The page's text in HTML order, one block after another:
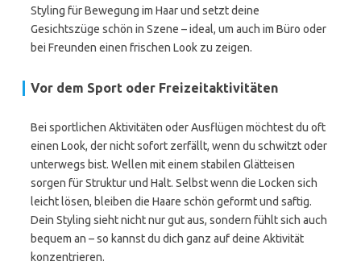
Styling für Bewegung im Haar und setzt deine
Gesichtszüge schön in Szene – ideal, um auch im Büro oder
bei Freunden einen frischen Look zu zeigen.
Vor dem Sport oder Freizeitaktivitäten
Bei sportlichen Aktivitäten oder Ausflügen möchtest du oft
einen Look, der nicht sofort zerfällt, wenn du schwitzt oder
unterwegs bist. Wellen mit einem stabilen Glätteisen
sorgen für Struktur und Halt. Selbst wenn die Locken sich
leicht lösen, bleiben die Haare schön geformt und saftig.
Dein Styling sieht nicht nur gut aus, sondern fühlt sich auch
bequem an – so kannst du dich ganz auf deine Aktivität
konzentrieren.